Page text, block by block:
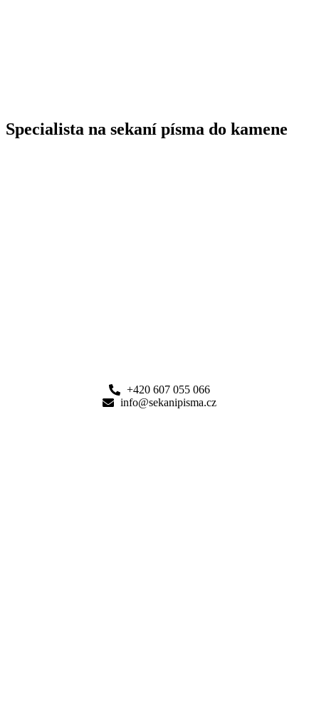
Specialista na sekaní písma do kamene
+420 607 055 066
info@sekanipisma.cz